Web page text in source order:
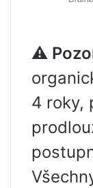
⚠
4 roky,